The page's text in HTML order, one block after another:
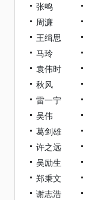
张鸣
周濂
王缉思
马玲
袁伟时
秋风
雷一宁
吴伟
葛剑雄
许之远
吴励生
郑秉文
谢志浩